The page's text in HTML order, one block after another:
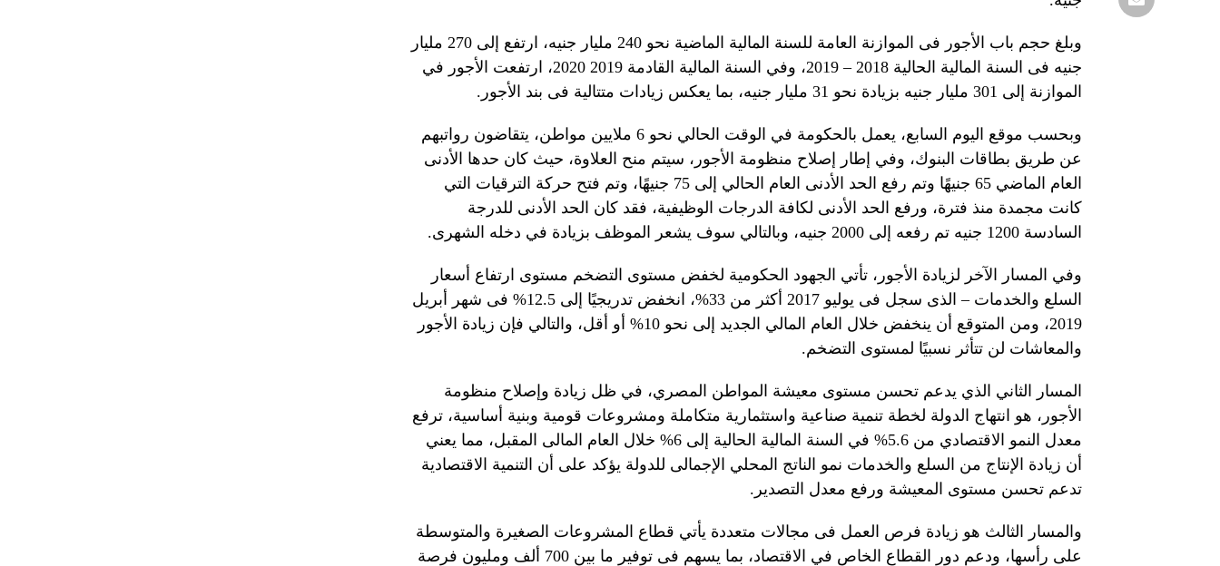
وبلغ حجم باب الأجور فى الموازنة العامة للسنة المالية الماضية نحو 240 مليار جنيه، ارتفع إلى 270 مليار
جنيه فى السنة المالية الحالية 2018 – 2019، وفي السنة المالية القادمة 2019 2020، ارتفعت الأجور في
الموازنة إلى 301 مليار جنيه بزيادة نحو 31 مليار جنيه، بما يعكس زيادات متتالية فى بند الأجور.
وبحسب موقع اليوم السابع، يعمل بالحكومة في الوقت الحالي نحو 6 ملايين مواطن، يتقاضون رواتبهم
عن طريق بطاقات البنوك، وفي إطار إصلاح منظومة الأجور، سيتم منح العلاوة، حيث كان حدها الأدنى
العام الماضي 65 جنيهًا وتم رفع الحد الأدنى العام الحالي إلى 75 جنيهًا، وتم فتح حركة الترقيات التي
كانت مجمدة منذ فترة، ورفع الحد الأدنى لكافة الدرجات الوظيفية، فقد كان الحد الأدنى للدرجة
السادسة 1200 جنيه تم رفعه إلى 2000 جنيه، وبالتالي سوف يشعر الموظف بزيادة في دخله الشهرى.
وفي المسار الآخر لزيادة الأجور، تأتي الجهود الحكومية لخفض مستوى التضخم مستوى ارتفاع أسعار
السلع والخدمات – الذى سجل فى يوليو 2017 أكثر من 33%، انخفض تدريجيًا إلى 12.5% فى شهر أبريل
2019، ومن المتوقع أن ينخفض خلال العام المالي الجديد إلى نحو 10% أو أقل، والتالي فإن زيادة الأجور
والمعاشات لن تتأثر نسبيًا لمستوى التضخم.
المسار الثاني الذي يدعم تحسن مستوى معيشة المواطن المصري، في ظل زيادة وإصلاح منظومة
الأجور، هو انتهاج الدولة لخطة تنمية صناعية واستثمارية متكاملة ومشروعات قومية وبنية أساسية، ترفع
معدل النمو الاقتصادي من 5.6% في السنة المالية الحالية إلى 6% خلال العام المالى المقبل، مما يعني
أن زيادة الإنتاج من السلع والخدمات نمو الناتج المحلي الإجمالى للدولة يؤكد على أن التنمية الاقتصادية
تدعم تحسن مستوى المعيشة ورفع معدل التصدير.
والمسار الثالث هو زيادة فرص العمل فى مجالات متعددة يأتي قطاع المشروعات الصغيرة والمتوسطة
على رأسها، ودعم دور القطاع الخاص في الاقتصاد، بما يسهم فى توفير ما بين 700 ألف ومليون فرصة